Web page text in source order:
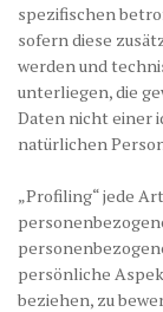
spezifischen
sofern diese
werden und
unterliegen, die
Daten nicht einer
natürlichen
„Profiling“ jede
persönliche
beziehen, zu